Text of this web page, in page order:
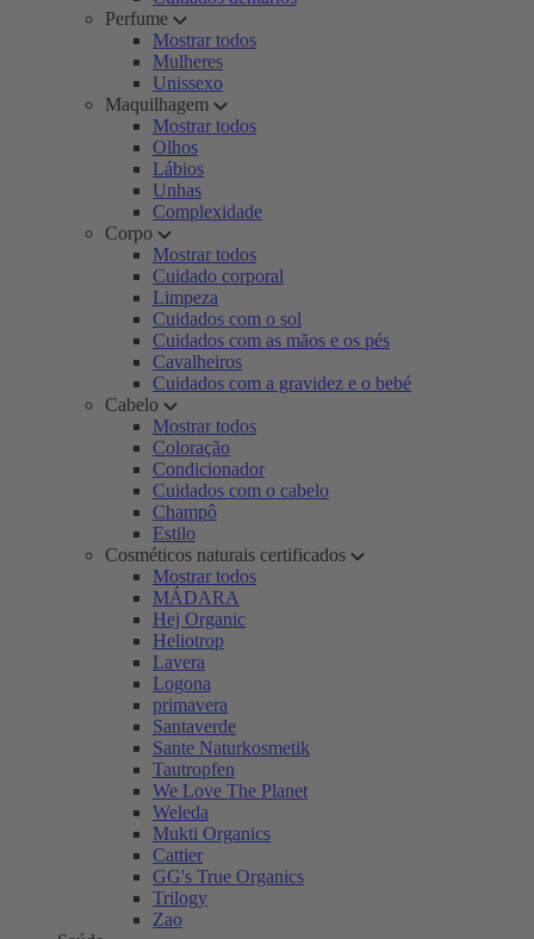
Perfume
Mostrar todos
Mulheres
Unissexo
Maquilhagem
Mostrar todos
Olhos
Lábios
Unhas
Complexidade
Corpo
Mostrar todos
Cuidado corporal
Limpeza
Cuidados com o sol
Cuidados com as mãos e os pés
Cavalheiros
Cuidados com a gravidez e o bebé
Cabelo
Mostrar todos
Coloração
Condicionador
Cuidados com o cabelo
Champô
Estilo
Cosméticos naturais certificados
Mostrar todos
MÁDARA
Hej Organic
Heliotrop
Lavera
Logona
primavera
Santaverde
Sante Naturkosmetik
Tautropfen
We Love The Planet
Weleda
Mukti Organics
Cattier
GG's True Organics
Trilogy
Zao